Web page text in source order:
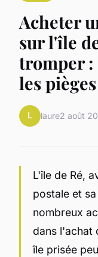
Acheter
sur l'île
tromper :
les pièges
L laure2 août
L'île de Ré,
postale et
nombreux
dans l'achat
île prisée